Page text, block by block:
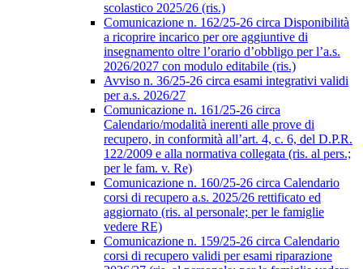
scolastico 2025/26 (ris.)
Comunicazione n. 162/25-26 circa Disponibilità
a ricoprire incarico per ore aggiuntive di
insegnamento oltre l’orario d’obbligo per l’a.s.
2026/2027 con modulo editabile (ris.)
Avviso n. 36/25-26 circa esami integrativi validi
per a.s. 2026/27
Comunicazione n. 161/25-26 circa
Calendario/modalità inerenti alle prove di
recupero, in conformità all’art. 4, c. 6, del D.P.R.
122/2009 e alla normativa collegata (ris. al pers.;
per le fam. v. Re)
Comunicazione n. 160/25-26 circa Calendario
corsi di recupero a.s. 2025/26 rettificato ed
aggiornato (ris. al personale; per le famiglie
vedere RE)
Comunicazione n. 159/25-26 circa Calendario
corsi di recupero validi per esami riparazione